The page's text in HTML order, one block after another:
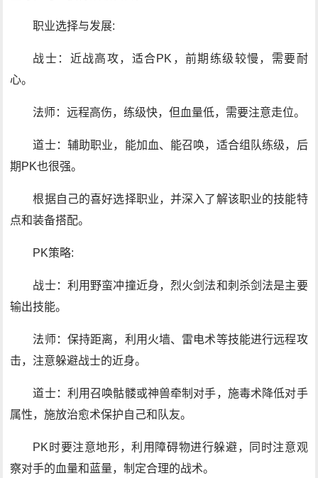
职业选择与发展:
战士：近战高攻，适合PK，前期练级较慢，需要耐
心。
法师：远程高伤，练级快，但血量低，需要注意走位。
道士：辅助职业，能加血、能召唤，适合组队练级，后
期PK也很强。
根据自己的喜好选择职业，并深入了解该职业的技能特
点和装备搭配。
PK策略:
战士：利用野蛮冲撞近身，烈火剑法和刺杀剑法是主要
输出技能。
法师：保持距离，利用火墙、雷电术等技能进行远程攻
击，注意躲避战士的近身。
道士：利用召唤骷髅或神兽牵制对手，施毒术降低对手
属性，施放治愈术保护自己和队友。
PK时要注意地形，利用障碍物进行躲避，同时注意观
察对手的血量和蓝量，制定合理的战术。